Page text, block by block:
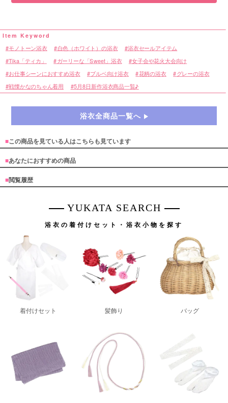
モノトーン浴衣 白色（ホワイト）の浴衣 浴衣セールアイテム
Tika「ティカ」 ガーリーな「Sweet」浴衣 女子会や花火大会向け
お仕事シーンにおすすめ浴衣 ブルベ向け浴衣 花柄の浴衣 グレーの浴衣
戦慄かなのちゃん着用 5月8日新作浴衣商品一覧♪
浴衣全商品一覧へ
■この商品を見ている人はこちらも見ています
■あなたにおすすめの商品
■閲覧履歴
YUKATA SEARCH
浴衣の着付けセット・浴衣小物を探す
着付けセット 髪飾り バッグ